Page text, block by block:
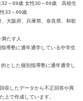
32～69歳 女性30～69歳 高校生
33～69歳
大阪府、兵庫県、奈良県、和歌
たす人
導塾に通年通学している中学生
とした個別指導塾に通年通学し
収したデータから不正回答や異
上で作成しています。